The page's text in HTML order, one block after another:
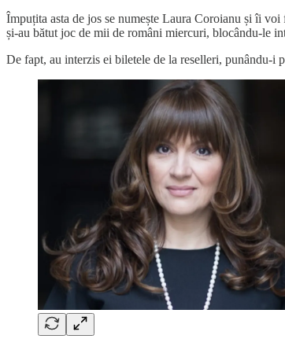
Împuțita asta de jos se numește Laura Coroianu și îi
și-au bătut joc de mii de români miercuri, blocându-le
De fapt, au interzis ei biletele de la reselleri, punându-i